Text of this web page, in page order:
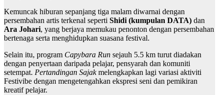
Kemuncak hiburan sepanjang tiga malam diwarnai dengan
persembahan artis terkenal seperti Shidi (kumpulan DATA) dan
Ara Johari, yang berjaya memukau penonton dengan persembahan
bertenaga serta menghidupkan suasana festival.
Selain itu, program Capybara Run sejauh 5.5 km turut diadakan
dengan penyertaan daripada pelajar, pensyarah dan komuniti
setempat. Pertandingan Sajakmelengkapkan lagi variasi aktiviti
Festivibe dengan mengetengahkan ekspresi seni dan pemikiran
kreatif pelajar.